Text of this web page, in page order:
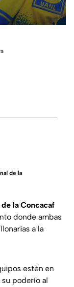
de la
la Concacaf
donde ambas
a la
estén en
poderío al